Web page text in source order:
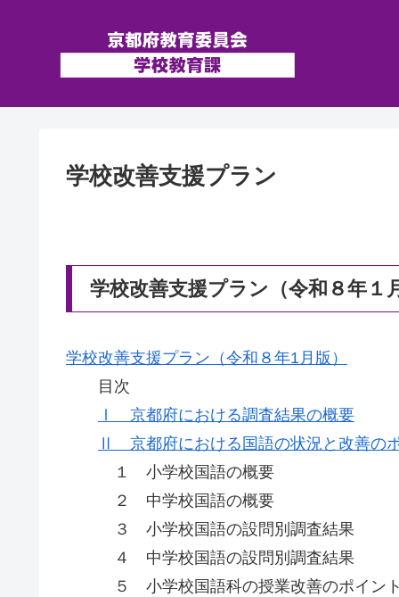
学校改善支援プラン
学校改善支援プラン（令和８年１
学校改善支援プラン（令和８年1月版）
目次
Ⅰ 京都府における調査結果の概要
Ⅱ 京都府における国語の状況と改善の
１ 小学校国語の概要
２ 中学校国語の概要
３ 小学校国語の設問別調査結果
４ 中学校国語の設問別調査結果
５ 小学校国語科の授業改善のポイント